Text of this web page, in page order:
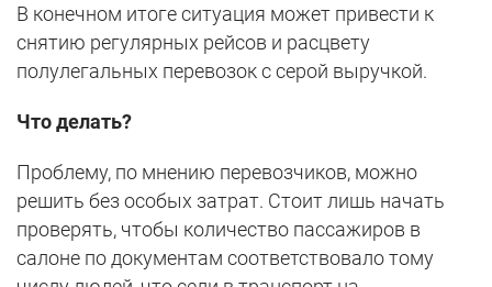
В конечном итоге ситуация может привести к
снятию регулярных рейсов и расцвету
полулегальных перевозок с серой выручкой.
Что делать?
Проблему, по мнению перевозчиков, можно
решить без особых затрат. Стоит лишь начать
проверять, чтобы количество пассажиров в
салоне по документам соответствовало тому